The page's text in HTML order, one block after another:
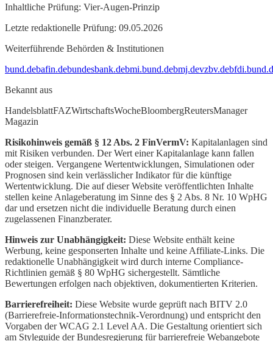
Inhaltliche Prüfung: Vier-Augen-Prinzip
Letzte redaktionelle Prüfung: 09.05.2026
Weiterführende Behörden & Institutionen
bund.debafin.debundesbank.debmi.bund.debmj.devzbv.de
Bekannt aus
HandelsblattFAZWirtschaftsWocheBloombergReutersManager
Magazin
Risikohinweis gemäß § 12 Abs. 2 FinVermV: Kapitalanlagen sind
mit Risiken verbunden. Der Wert einer Kapitalanlage kann fallen
oder steigen. Vergangene Wertentwicklungen, Simulationen oder
Prognosen sind kein verlässlicher Indikator für die künftige
Wertentwicklung. Die auf dieser Website veröffentlichten Inhalte
stellen keine Anlageberatung im Sinne des § 2 Abs. 8 Nr. 10 WpHG
dar und ersetzen nicht die individuelle Beratung durch einen
zugelassenen Finanzberater.
Hinweis zur Unabhängigkeit: Diese Website enthält keine
Werbung, keine gesponserten Inhalte und keine Affiliate-Links. Die
redaktionelle Unabhängigkeit wird durch interne Compliance-
Richtlinien gemäß § 80 WpHG sichergestellt. Sämtliche
Bewertungen erfolgen nach objektiven, dokumentierten Kriterien.
Barrierefreiheit: Diese Website wurde geprüft nach BITV 2.0
(Barrierefreie-Informationstechnik-Verordnung) und entspricht den
Vorgaben der WCAG 2.1 Level AA. Die Gestaltung orientiert sich
am Styleguide der Bundesregierung für barrierefreie Webangebote